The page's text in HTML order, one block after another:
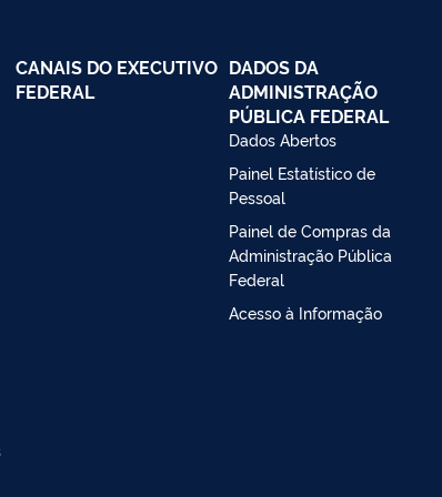
CANAIS DO EXECUTIVO
FEDERAL
DADOS DA
ADMINISTRAÇÃO
PÚBLICA FEDERAL
Dados Abertos
Painel Estatístico de
Pessoal
Painel de Compras da
Administração Pública
Federal
Acesso à Informação